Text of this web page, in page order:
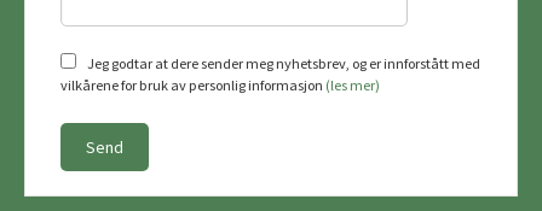
yte deg bedre service. Vi bruker cookies
hovedsaklig til å lagre
innloggingsdetaljer og huske hva du
bruke siden som normalt om du godtar
Jeg godtar at dere sender meg nyhetsbrev, og er innforstått med
vilkårene for bruk av personlig informasjon (les mer)